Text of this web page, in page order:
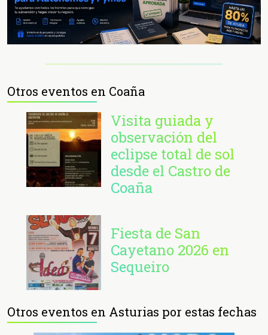
Otros eventos en Coaña
Visita guiada y
observación del
eclipse total de sol
desde el Castro de
Coaña
Fiesta de San
Cayetano 2026 en
Sequeiro
Otros eventos en Asturias por estas fechas